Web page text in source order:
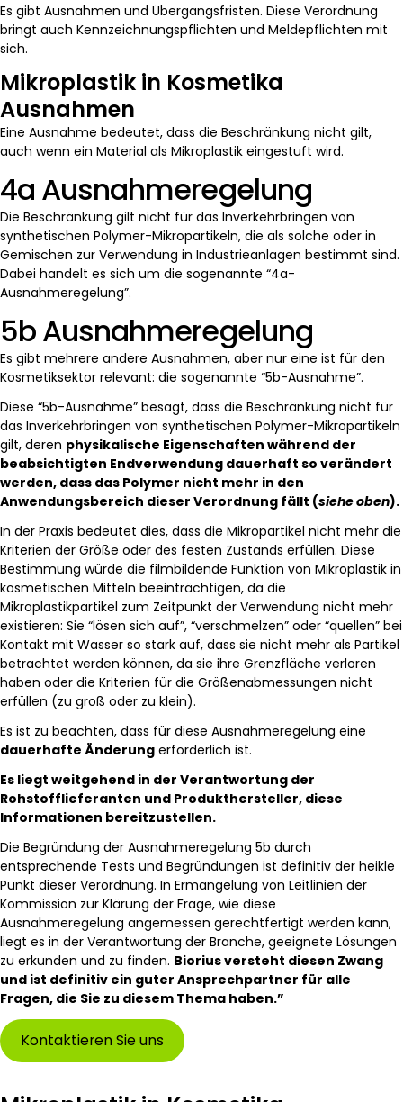
Es gibt Ausnahmen und Übergangsfristen. Diese Verordnung
bringt auch Kennzeichnungspflichten und Meldepflichten mit
sich.
Mikroplastik in Kosmetika
Ausnahmen
Eine Ausnahme bedeutet, dass die Beschränkung nicht gilt,
auch wenn ein Material als Mikroplastik eingestuft wird.
4a Ausnahmeregelung
Die Beschränkung gilt nicht für das Inverkehrbringen von
synthetischen Polymer-Mikropartikeln, die als solche oder in
Gemischen zur Verwendung in Industrieanlagen bestimmt sind.
Dabei handelt es sich um die sogenannte “4a-
Ausnahmeregelung”.
5b Ausnahmeregelung
Es gibt mehrere andere Ausnahmen, aber nur eine ist für den
Kosmetiksektor relevant: die sogenannte “5b-Ausnahme”.
Diese “5b-Ausnahme” besagt, dass die Beschränkung nicht für
das Inverkehrbringen von synthetischen Polymer-Mikropartikeln
gilt, deren physikalische Eigenschaften während der
beabsichtigten Endverwendung dauerhaft so verändert
werden, dass das Polymer nicht mehr in den
Anwendungsbereich dieser Verordnung fällt (siehe oben).
In der Praxis bedeutet dies, dass die Mikropartikel nicht mehr die
Kriterien der Größe oder des festen Zustands erfüllen. Diese
Bestimmung würde die filmbildende Funktion von Mikroplastik in
kosmetischen Mitteln beeinträchtigen, da die
Mikroplastikpartikel zum Zeitpunkt der Verwendung nicht mehr
existieren: Sie “lösen sich auf”, “verschmelzen” oder “quellen” bei
Kontakt mit Wasser so stark auf, dass sie nicht mehr als Partikel
betrachtet werden können, da sie ihre Grenzfläche verloren
haben oder die Kriterien für die Größenabmessungen nicht
erfüllen (zu groß oder zu klein).
Es ist zu beachten, dass für diese Ausnahmeregelung eine
dauerhafte Änderung erforderlich ist.
Es liegt weitgehend in der Verantwortung der
Rohstofflieferanten und Produkthersteller, diese
Informationen bereitzustellen.
Die Begründung der Ausnahmeregelung 5b durch
entsprechende Tests und Begründungen ist definitiv der heikle
Punkt dieser Verordnung. In Ermangelung von Leitlinien der
Kommission zur Klärung der Frage, wie diese
Ausnahmeregelung angemessen gerechtfertigt werden kann,
liegt es in der Verantwortung der Branche, geeignete Lösungen
zu erkunden und zu finden. Biorius versteht diesen Zwang
und ist definitiv ein guter Ansprechpartner für alle
Fragen, die Sie zu diesem Thema haben.”
Kontaktieren Sie uns